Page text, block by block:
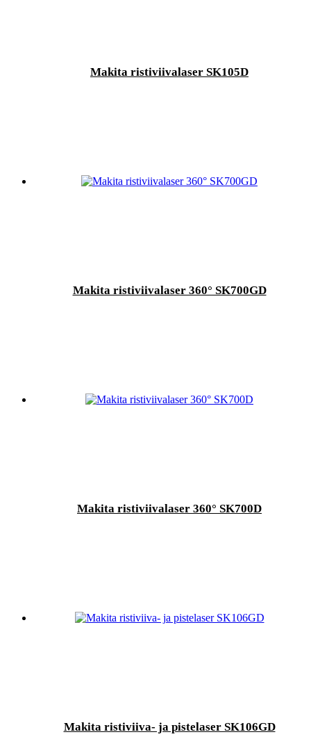
Makita ristiviivalaser SK105D
Makita ristiviivalaser 360° SK700GD
Makita ristiviivalaser 360° SK700D
Makita ristiviiva- ja pistelaser SK106GD